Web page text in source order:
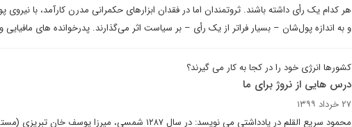
هر کدام یک رأی داشته باشند. ثروتمندان اما در فقدان ابزارهای حکمرانی مدرن کارآمد، با
و به اندازه پول‌شان – بسیار فراتر از یک رأی – بر سیاست اثر می‌گذارند. پدرخوانده های مافیایی
کشورها انرژی خود را در کجا به کار می گیرند؟
درس هایی از نروژ برای ما
۲۷ خرداد ۱۳۹۹
محمود سریع القلم در یادداشتی می نویسد: در سال ۱۲۸۷ شمسی،